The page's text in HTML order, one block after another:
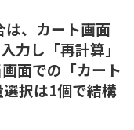
、カート画面
力し「再計算」
面での「カート
択は1個で結構